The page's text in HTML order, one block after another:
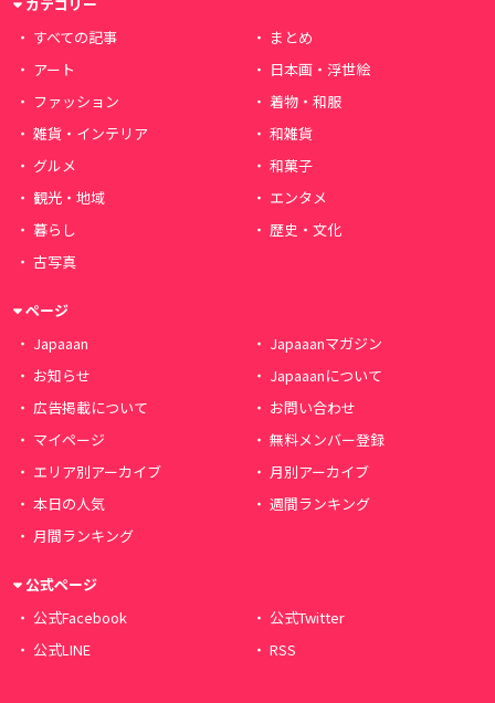
すべての記事
まとめ
アート
日本画・浮世絵
ファッション
着物・和服
雑貨・インテリア
和雑貨
グルメ
和菓子
観光・地域
エンタメ
暮らし
歴史・文化
古写真
ページ
Japaaan
Japaaanマガジン
お知らせ
Japaaanについて
広告掲載について
お問い合わせ
マイページ
無料メンバー登録
エリア別アーカイブ
月別アーカイブ
本日の人気
週間ランキング
月間ランキング
公式ページ
公式Facebook
公式Twitter
公式LINE
RSS